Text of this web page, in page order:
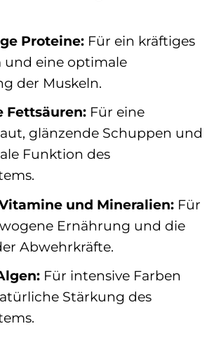
Proteine:Für ein kräftiges
und eine optimale
der Muskeln.
Fettsäuren:Für eine
glänzende Schuppen und
Funktion des
und Mineralien:Für
Ernährung und die
Abwehrkräfte.
Für intensive Farben
Stärkung des